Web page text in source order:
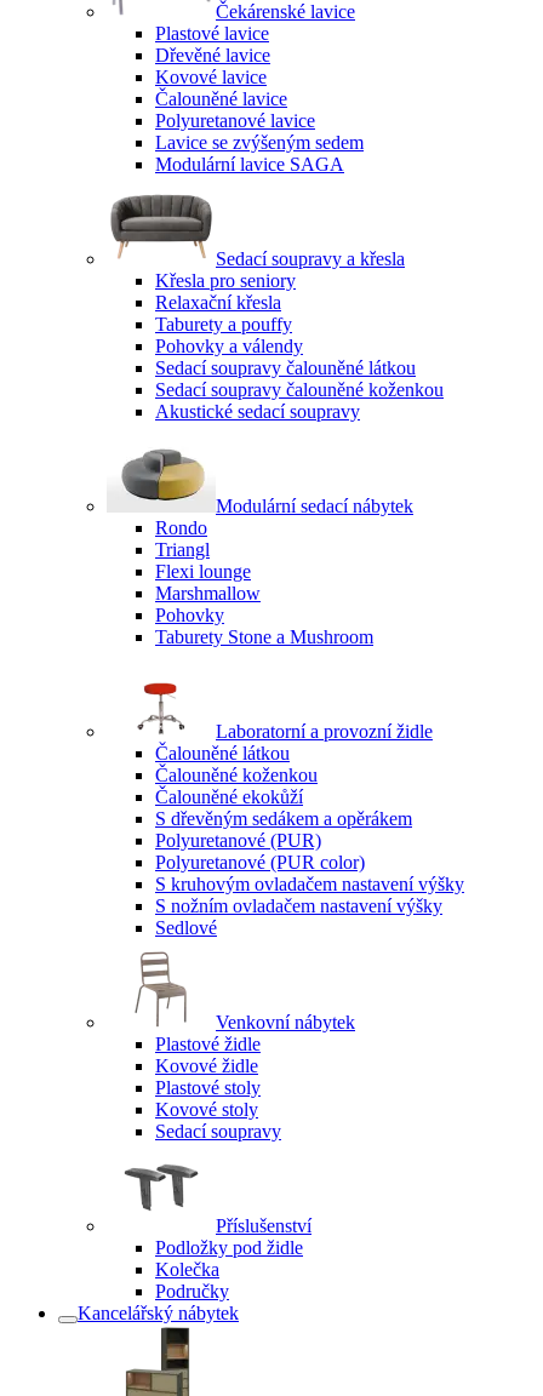
Čekárenské lavice
Plastové lavice
Dřevěné lavice
Kovové lavice
Čalouněné lavice
Polyuretanové lavice
Lavice se zvýšeným sedem
Modulární lavice SAGA
Sedací soupravy a křesla
Křesla pro seniory
Relaxační křesla
Taburety a pouffy
Pohovky a válendy
Sedací soupravy čalouněné látkou
Sedací soupravy čalouněné koženkou
Akustické sedací soupravy
Modulární sedací nábytek
Rondo
Triangl
Flexi lounge
Marshmallow
Pohovky
Taburety Stone a Mushroom
Laboratorní a provozní židle
Čalouněné látkou
Čalouněné koženkou
Čalouněné ekokůží
S dřevěným sedákem a opěrákem
Polyuretanové (PUR)
Polyuretanové (PUR color)
S kruhovým ovladačem nastavení výšky
S nožním ovladačem nastavení výšky
Sedlové
Venkovní nábytek
Plastové židle
Kovové židle
Plastové stoly
Kovové stoly
Sedací soupravy
Příslušenství
Podložky pod židle
Kolečka
Područky
Kancelářský nábytek